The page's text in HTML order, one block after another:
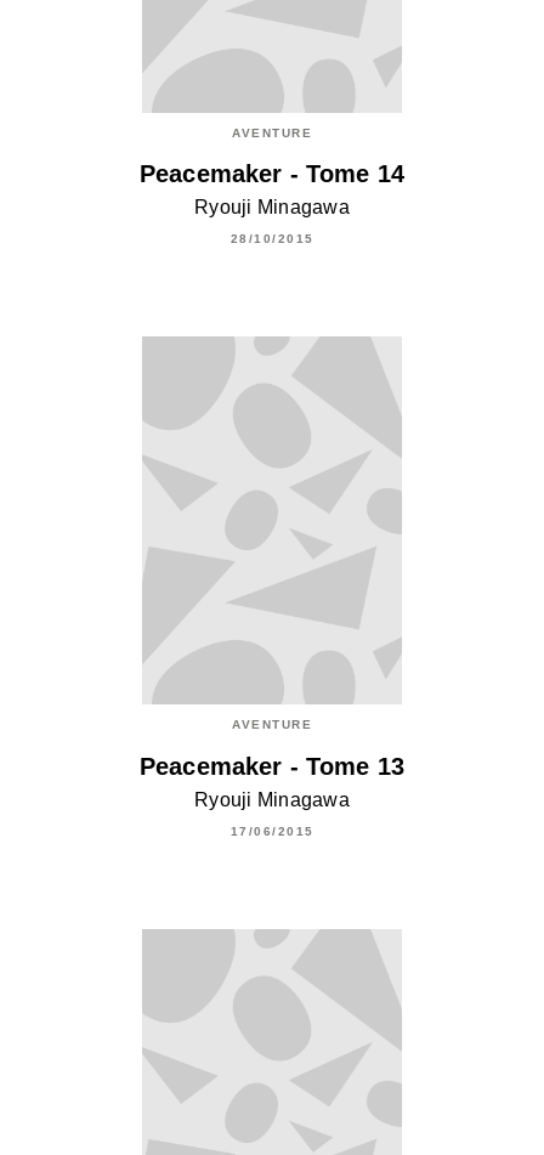
AVENTURE
Peacemaker - Tome 14
Ryouji Minagawa
28/10/2015
AVENTURE
Peacemaker - Tome 13
Ryouji Minagawa
17/06/2015